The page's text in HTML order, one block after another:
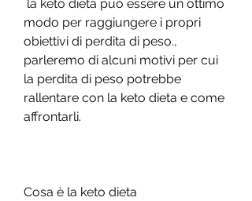
modo per raggiungere i propri
obiettivi di perdita di peso.,
parleremo di alcuni motivi per cui
la perdita di peso potrebbe
rallentare con la keto dieta e come
affrontarli.
Cosa è la keto dieta